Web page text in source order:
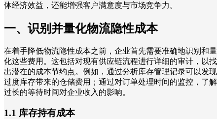
体经济效益，还能增强客户满意度与市场竞争力。
一、识别并量化物流隐性成本
在着手降低物流隐性成本之前，企业首先需要准确地识别和量
化这些费用。这包括对现有供应链流程进行详细的审计，以找
出潜在的成本节约点。例如，通过分析库存管理记录可以发现
过度库存带来的仓储费用；通过对订单处理时间的监控，了解
过长的等待时间对企业收入的影响。
1.1 库存持有成本